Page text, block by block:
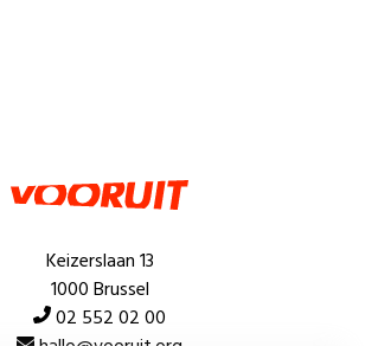
Keizerslaan 13
1000 Brussel
02 552 02 00